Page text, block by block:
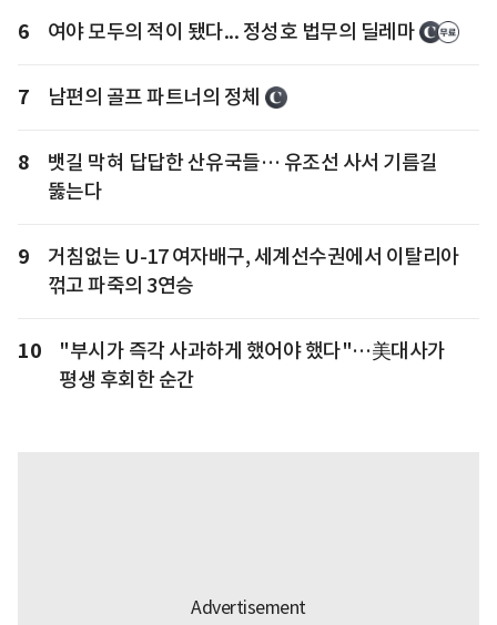
6 여야 모두의 적이 됐다... 정성호 법무의 딜레마
7 남편의 골프 파트너의 정체
8
뱃길 막혀 답답한 산유국들… 유조선 사서 기름길
뚫는다
9
거침없는 U-17 여자배구, 세계선수권에서 이탈리아
꺾고 파죽의 3연승
10
"부시가 즉각 사과하게 했어야 했다"…美대사가
평생 후회한 순간